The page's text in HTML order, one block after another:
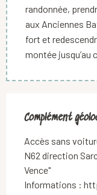
randonnée,
aux Anciennes
fort et
montée jusqu’au
Complément
Complément
Accès sans
N62 direction
Vence"
Informations :